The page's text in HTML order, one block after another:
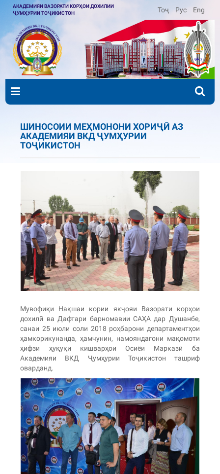
АКАДЕМИЯИ ВАЗОРАТИ КОРҲОИ ДОХИЛИИ
ҶУМҲУРИИ ТОҶИКИСТОН
Тоҷ Рус Eng
ШИНОСОИИ МЕҲМОНОНИ ХОРИҶӢ АЗ
АКАДЕМИЯИ ВКД ҶУМҲУРИИ
ТОҶИКИСТОН
Мувофиқи Нақшаи кории якҷояи Вазорати корҳои
дохилӣ ва Дафтари барномавии САҲА дар Душанбе,
санаи 25 июли соли 2018 роҳбарони департаментҳои
ҳамкорикунанда, ҳамчунин, намояндагони мақомоти
ҳифзи ҳуқуқи кишварҳои Осиёи Марказӣ ба
Академияи ВКД Ҷумҳурии Тоҷикистон ташриф
оварданд.